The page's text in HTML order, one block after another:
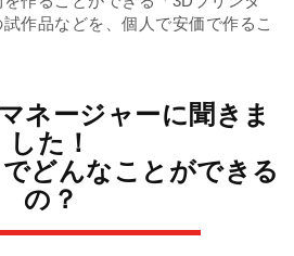
作品などを、個人で安価で作るこ
ネージャーに聞きま
した！
でどんなことができる
の？